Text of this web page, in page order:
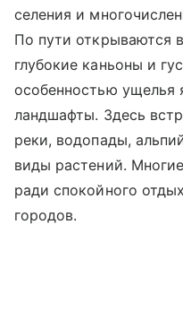
селения и
По пути открываются
глубокие каньоны и
особенностью ущелья
ландшафты. Здесь
реки, водопады,
виды растений.
ради спокойного
городов.